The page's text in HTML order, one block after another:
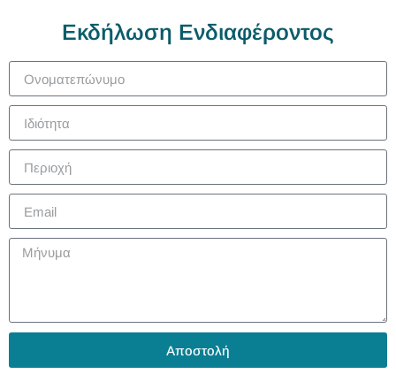
Εκδήλωση Ενδιαφέροντος
Αποστολή